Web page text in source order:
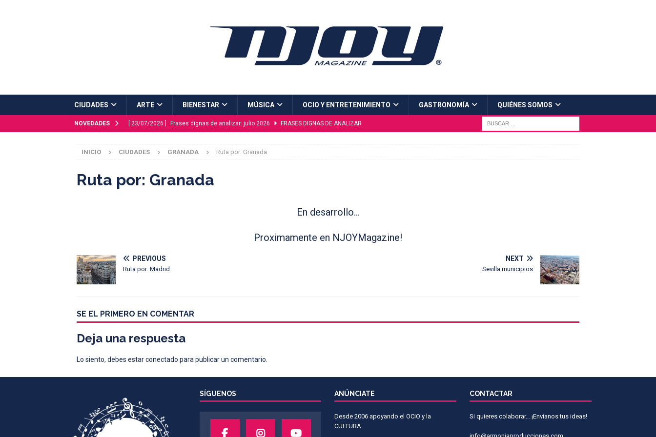
CIUDADES ARTE BIENESTAR MÚSICA OCIO Y ENTRETENIMIENTO GASTRONOMÍA QUIÉNES SOMOS
NOVEDADES [ 23/07/2026 ] Frases dignas de analizar: julio 2026 FRASES DIGNAS DE ANALIZAR
ESCAPADAS
[ 16/07/2026 ] Málaga Capital
INICIO CIUDADES GRANADA Ruta por: Granada
Ruta por: Granada
En desarrollo…
Proximamente en NJOYMagazine!
PREVIOUS
Ruta por: Madrid
NEXT
Sevilla municipios
SE EL PRIMERO EN COMENTAR
Deja una respuesta
Lo siento, debes estarconectado para publicar un comentario.
SÍGUENOS ANÚNCIATE
Desde 2006 apoyando el OCIO y la
CULTURA
CONTACTAR
Si quieres colaborar… ¡Envíanos tus ideas!